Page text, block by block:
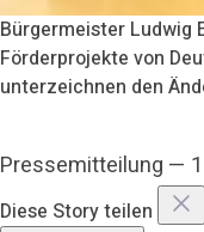
Bürgermeister Ludwig
Förderprojekte von
unterzeichnen den
Pressemitteilung —
Diese Story teilen